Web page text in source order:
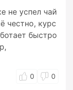
не успел чай
честно, курс
быстро
0 0